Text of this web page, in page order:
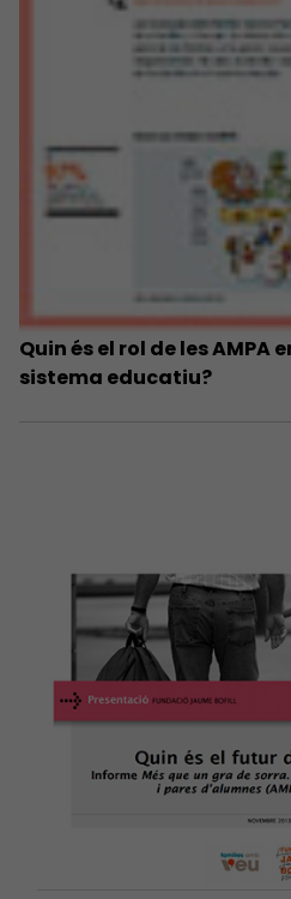
Quin és el rol de les AMPA
sistema educatiu?